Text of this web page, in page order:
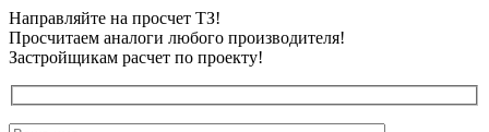
Направляйте на просчет ТЗ!
Просчитаем аналоги любого производителя!
Застройщикам расчет по проекту!